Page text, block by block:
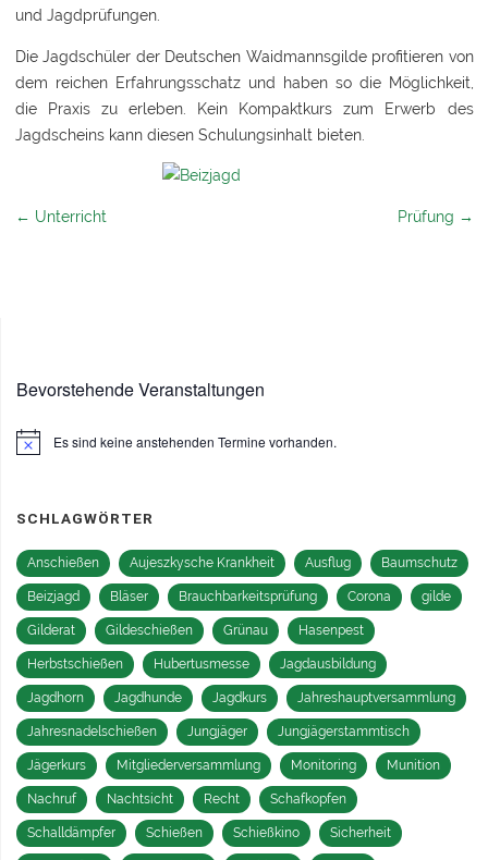
und Jagdprüfungen.
Die Jagdschüler der Deutschen Waidmannsgilde profitieren von
dem reichen Erfahrungsschatz und haben so die Möglichkeit,
die Praxis zu erleben. Kein Kompaktkurs zum Erwerb des
Jagdscheins kann diesen Schulungsinhalt bieten.
← Unterricht Prüfung →
Bevorstehende Veranstaltungen
HinweisEs sind keine anstehenden Termine vorhanden.
SCHLAGWÖRTER
Anschießen Aujeszkysche Krankheit Ausflug Baumschutz
Beizjagd Bläser Brauchbarkeitsprüfung Corona gilde
Gilderat Gildeschießen Grünau Hasenpest
Herbstschießen Hubertusmesse Jagdausbildung
Jagdhorn Jagdhunde Jagdkurs Jahreshauptversammlung
Jahresnadelschießen Jungjäger Jungjägerstammtisch
Jägerkurs Mitgliederversammlung Monitoring Munition
Nachruf Nachtsicht Recht Schafkopfen
Schalldämpfer Schießen Schießkino Sicherheit